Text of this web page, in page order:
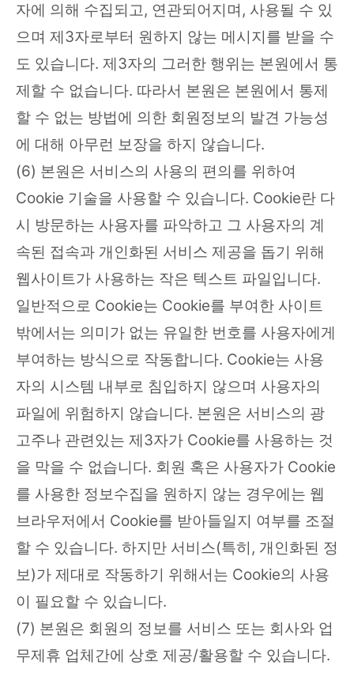
자에 의해 수집되고, 연관되어지며, 사용될 수 있
으며 제3자로부터 원하지 않는 메시지를 받을 수
도 있습니다. 제3자의 그러한 행위는 본원에서 통
제할 수 없습니다. 따라서 본원은 본원에서 통제
할 수 없는 방법에 의한 회원정보의 발견 가능성
에 대해 아무런 보장을 하지 않습니다.
(6) 본원은 서비스의 사용의 편의를 위하여
Cookie 기술을 사용할 수 있습니다. Cookie란 다
시 방문하는 사용자를 파악하고 그 사용자의 계
속된 접속과 개인화된 서비스 제공을 돕기 위해
웹사이트가 사용하는 작은 텍스트 파일입니다.
일반적으로 Cookie는 Cookie를 부여한 사이트
밖에서는 의미가 없는 유일한 번호를 사용자에게
부여하는 방식으로 작동합니다. Cookie는 사용
자의 시스템 내부로 침입하지 않으며 사용자의
파일에 위험하지 않습니다. 본원은 서비스의 광
고주나 관련있는 제3자가 Cookie를 사용하는 것
을 막을 수 없습니다. 회원 혹은 사용자가 Cookie
를 사용한 정보수집을 원하지 않는 경우에는 웹
브라우저에서 Cookie를 받아들일지 여부를 조절
할 수 있습니다. 하지만 서비스(특히, 개인화된 정
보)가 제대로 작동하기 위해서는 Cookie의 사용
이 필요할 수 있습니다.
(7) 본원은 회원의 정보를 서비스 또는 회사와 업
무제휴 업체간에 상호 제공/활용할 수 있습니다.